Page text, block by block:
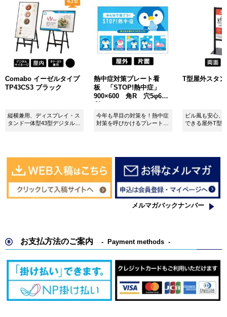
Comabo イーゼルタイプ
TP43CS3 ブラック
縦横兼用、ディスプレイ・ス
タンド一体型43型デジタルサ
熱中症対策プレート看
板 「STOP!熱中症」
900×600 角R 穴5φ6カ
今年も早目の対策を！熱中症
対策を呼びかけるプレート看
T型屋外スタ
ビル風も安心、
できる屋外T型
メルマガバックナンバー
お支払方法のご案内 Payment methods